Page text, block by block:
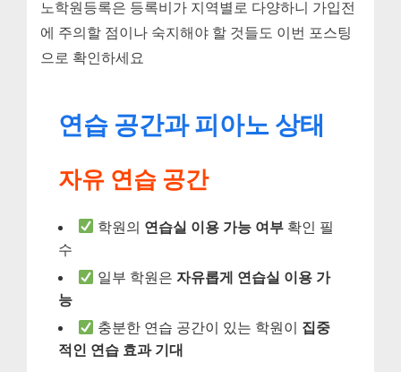
노학원등록은 등록비가 지역별로 다양하니 가입전
에 주의할 점이나 숙지해야 할 것들도 이번 포스팅
으로 확인하세요
연습 공간과 피아노 상태
자유 연습 공간
학원의 연습실 이용 가능 여부 확인 필
수
일부 학원은자유롭게 연습실 이용 가
능
충분한 연습 공간이 있는 학원이 집중
적인 연습 효과 기대